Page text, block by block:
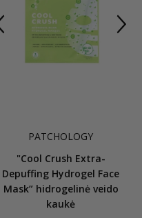
PATCHOLOGY
"Cool Crush Extra-
Depuffing Hydrogel Face
Mask” hidrogelinė veido
kaukė